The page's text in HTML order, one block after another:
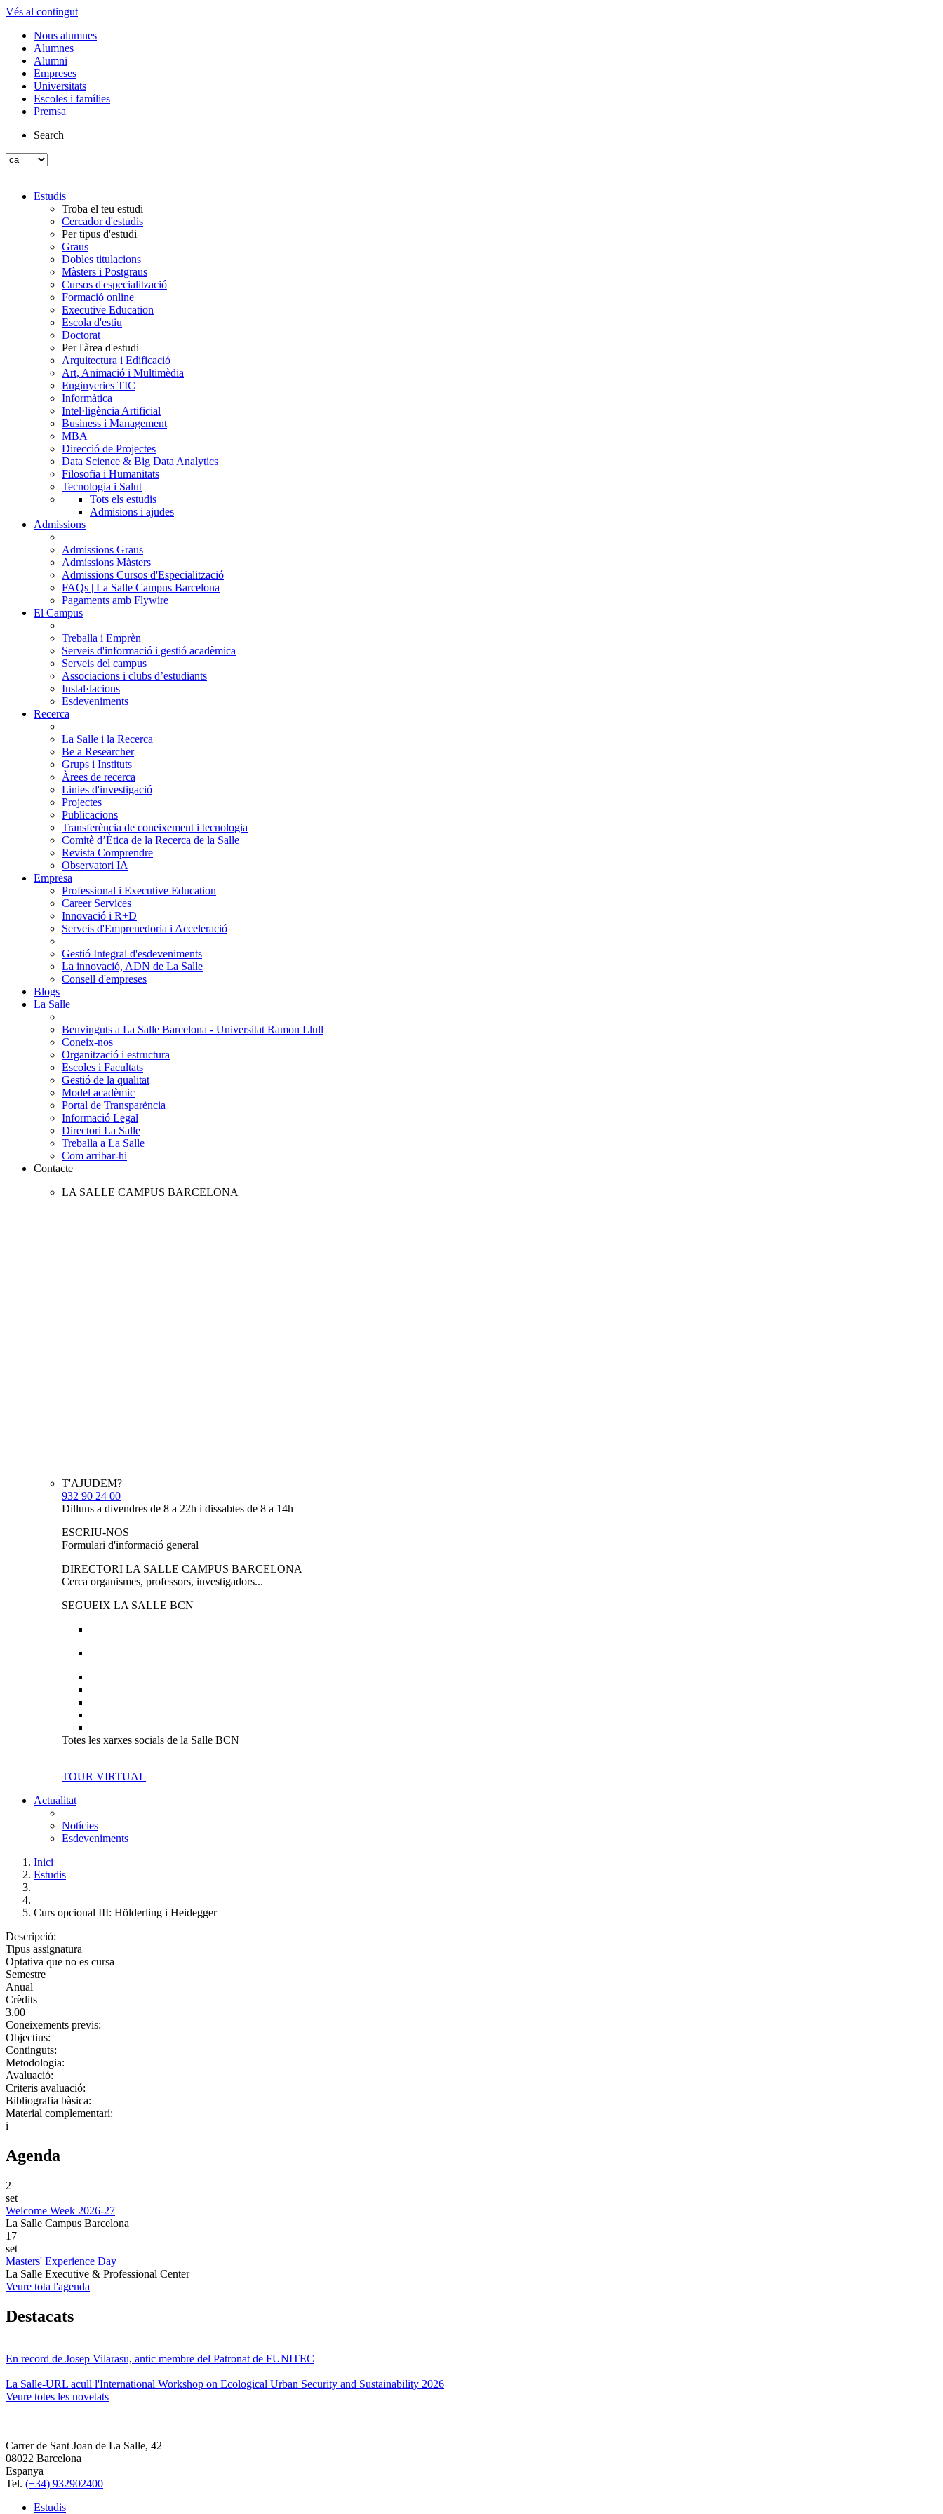
Vés al contingut
Nous alumnes
Alumnes
Alumni
Empreses
Universitats
Escoles i famílies
Premsa
Search
Estudis
Troba el teu estudi
Cercador d'estudis
Per tipus d'estudi
Graus
Dobles titulacions
Màsters i Postgraus
Cursos d'especialització
Formació online
Executive Education
Escola d'estiu
Doctorat
Per l'àrea d'estudi
Arquitectura i Edificació
Art, Animació i Multimèdia
Enginyeries TIC
Informàtica
Intel·ligència Artificial
Business i Management
MBA
Direcció de Projectes
Data Science & Big Data Analytics
Filosofia i Humanitats
Tecnologia i Salut
Tots els estudis
Admisions i ajudes
Admissions
Admissions Graus
Admissions Màsters
Admissions Cursos d'Especialització
FAQs | La Salle Campus Barcelona
Pagaments amb Flywire
El Campus
Treballa i Emprèn
Serveis d'informació i gestió acadèmica
Serveis del campus
Associacions i clubs d’estudiants
Instal·lacions
Esdeveniments
Recerca
La Salle i la Recerca
Be a Researcher
Grups i Instituts
Àrees de recerca
Linies d'investigació
Projectes
Publicacions
Transferència de coneixement i tecnologia
Comitè d’Ètica de la Recerca de la Salle
Revista Comprendre
Observatori IA
Empresa
Professional i Executive Education
Career Services
Innovació i R+D
Serveis d'Emprenedoria i Acceleració
Gestió Integral d'esdeveniments
La innovació, ADN de La Salle
Consell d'empreses
Blogs
La Salle
Benvinguts a La Salle Barcelona - Universitat Ramon Llull
Coneix-nos
Organització i estructura
Escoles i Facultats
Gestió de la qualitat
Model acadèmic
Portal de Transparència
Informació Legal
Directori La Salle
Treballa a La Salle
Com arribar-hi
Contacte
LA SALLE CAMPUS BARCELONA
T'AJUDEM?
932 90 24 00
Dilluns a divendres de 8 a 22h i dissabtes de 8 a 14h
ESCRIU-NOS
Formulari d'informació general
DIRECTORI LA SALLE CAMPUS BARCELONA
Cerca organismes, professors, investigadors...
SEGUEIX LA SALLE BCN
Totes les xarxes socials de la Salle BCN
TOUR VIRTUAL
Actualitat
Notícies
Esdeveniments
Inici
Estudis
Curs opcional III: Hölderling i Heidegger
Descripció:
Tipus assignatura
Optativa que no es cursa
Semestre
Anual
Crèdits
3.00
Coneixements previs:
Objectius:
Continguts:
Metodologia:
Avaluació:
Criteris avaluació:
Bibliografia bàsica:
Material complementari:
i
Agenda
2
set
Welcome Week 2026-27
La Salle Campus Barcelona
17
set
Masters' Experience Day
La Salle Executive & Professional Center
Veure tota l'agenda
Destacats
En record de Josep Vilarasu, antic membre del Patronat de FUNITEC
La Salle-URL acull l'International Workshop on Ecological Urban Security and Sustainability 2026
Veure totes les novetats
Carrer de Sant Joan de La Salle, 42
08022 Barcelona
Espanya
Tel. (+34) 932902400
Estudis